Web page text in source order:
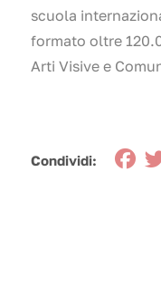
scuola
formato oltre
Arti Visive e
Condividi: